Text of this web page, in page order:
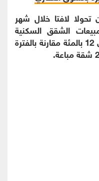
لافتا خلال شهر
الشقق السكنية
ارتفاعا ملحوظا بنسبة وصلت الى 12 بالمئة مقارنة بالفترة